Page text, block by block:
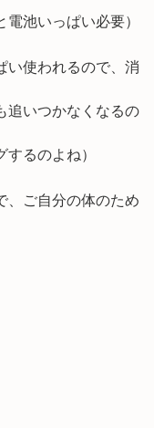
池いっぱい必要）
い使われるので、消
追いつかなくなるの
るのよね）
、ご自分の体のため